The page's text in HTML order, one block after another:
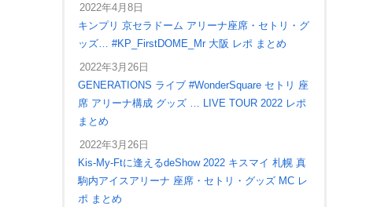
2022年4月8日
キンプリ 京セラドーム アリーナ座席・セトリ・グ
ッズ… #KP_FirstDOME_Mr 大阪 レポ まとめ
2022年3月26日
GENERATIONS ライブ #WonderSquare セトリ 座
席 アリーナ構成 グッズ … LIVE TOUR 2022 レポ
まとめ
2022年3月26日
Kis-My-Ftに逢えるdeShow 2022 キスマイ 札幌 真
駒内アイスアリーナ 座席・セトリ・グッズ MC レ
ポ まとめ